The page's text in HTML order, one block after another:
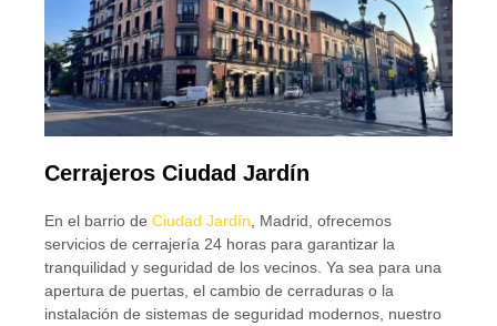
Cerrajeros Ciudad Jardín
En el barrio de Ciudad Jardín, Madrid, ofrecemos
servicios de cerrajería 24 horas para garantizar la
tranquilidad y seguridad de los vecinos. Ya sea para una
apertura de puertas, el cambio de cerraduras o la
instalación de sistemas de seguridad modernos, nuestro